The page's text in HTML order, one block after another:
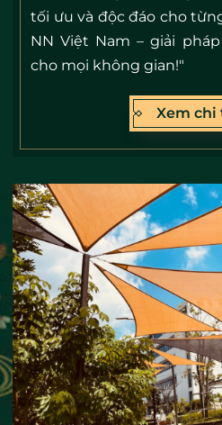
tối ưu và độc đáo cho
NN Việt Nam – giải
cho mọi không gian!"
Xem chi